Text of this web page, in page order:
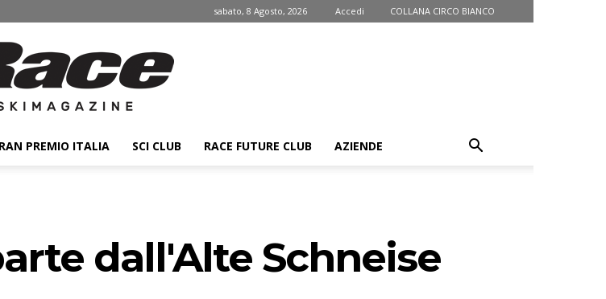
sabato, 8 Agosto, 2026 Accedi COLLANA CIRCO BIANCO
ski
PREMIO ITALIA SCI CLUB RACE FUTURE CLUB AZIENDE
dall'Alte Schneise